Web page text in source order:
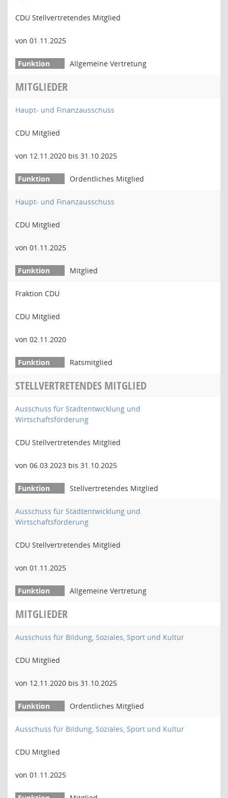
CDU Stellvertretendes Mitglied
von 01.11.2025
Allgemeine Vertretung
MITGLIEDER
Haupt- und Finanzausschuss
CDU Mitglied
von 12.11.2020 bis 31.10.2025
Ordentliches Mitglied
Haupt- und Finanzausschuss
CDU Mitglied
von 01.11.2025
Mitglied
Fraktion CDU
CDU Mitglied
von 02.11.2020
Ratsmitglied
STELLVERTRETENDES MITGLIED
Ausschuss für Stadtentwicklung und
Wirtschaftsförderung
CDU Stellvertretendes Mitglied
von 06.03.2023 bis 31.10.2025
Stellvertretendes Mitglied
Ausschuss für Stadtentwicklung und
Wirtschaftsförderung
CDU Stellvertretendes Mitglied
von 01.11.2025
Allgemeine Vertretung
MITGLIEDER
Ausschuss für Bildung, Soziales, Sport und Kultur
CDU Mitglied
von 12.11.2020 bis 31.10.2025
Ordentliches Mitglied
Ausschuss für Bildung, Soziales, Sport und Kultur
CDU Mitglied
von 01.11.2025